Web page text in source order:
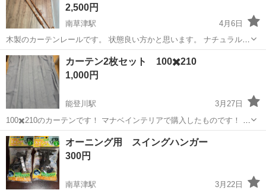
2,500円
南草津駅
4月6日
木製のカーテンレールです。 状態良い方かと思います。 ナチュラルな
部屋作りにぴったりかと思います。 日本製で、木材も良い物を使って
いる雰囲気◎ 恐らくブナ（ビーチ）かと。 元の売値価格は1本10,000
円以上か...
滋賀 草津市 南草津駅 カーテン、ブラインド
カーテンレール
カーテン2枚セット 100✖️210
1,000円
能登川駅
3月27日
100✖️210のカーテンです！ マナベインテリアで購入したものです！ 全
部で4枚ありますが、こちらは2枚のお値段です！
滋賀 東近江市 能登川駅 カーテン、ブラインド
カーテン
オーニング用 スイングハンガー
300円
南草津駅
3月22日